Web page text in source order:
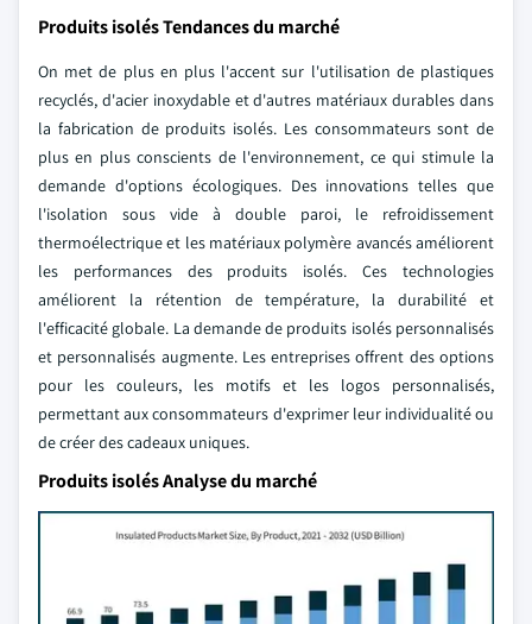
Produits isolés Tendances du marché
On met de plus en plus l'accent sur l'utilisation de plastiques
recyclés, d'acier inoxydable et d'autres matériaux durables dans
la fabrication de produits isolés. Les consommateurs sont de
plus en plus conscients de l'environnement, ce qui stimule la
demande d'options écologiques. Des innovations telles que
l'isolation sous vide à double paroi, le refroidissement
thermoélectrique et les matériaux polymère avancés améliorent
les performances des produits isolés. Ces technologies
améliorent la rétention de température, la durabilité et
l'efficacité globale. La demande de produits isolés personnalisés
et personnalisés augmente. Les entreprises offrent des options
pour les couleurs, les motifs et les logos personnalisés,
permettant aux consommateurs d'exprimer leur individualité ou
de créer des cadeaux uniques.
Produits isolés Analyse du marché